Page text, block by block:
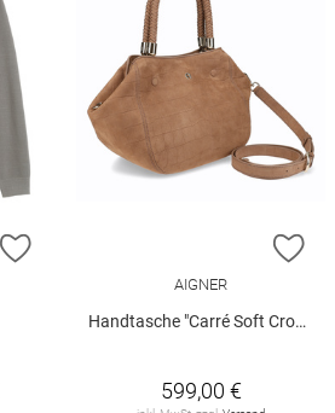
ZUR WUNSCHLISTE HINZUFÜGEN
AIGNER
Handtasche "Carré Soft Croco"
599,00 €